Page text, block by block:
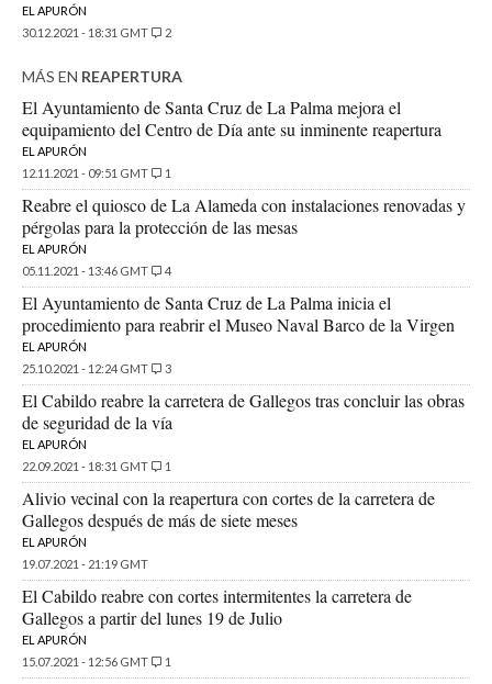
EL APURÓN
30.12.2021 - 18:31 GMT
2
MÁS EN REAPERTURA
El Ayuntamiento de Santa Cruz de La Palma mejora el
equipamiento del Centro de Día ante su inminente reapertura
EL APURÓN
12.11.2021 - 09:51 GMT
1
Reabre el quiosco de La Alameda con instalaciones renovadas y
pérgolas para la protección de las mesas
EL APURÓN
05.11.2021 - 13:46 GMT
4
El Ayuntamiento de Santa Cruz de La Palma inicia el
procedimiento para reabrir el Museo Naval Barco de la Virgen
EL APURÓN
25.10.2021 - 12:24 GMT
3
El Cabildo reabre la carretera de Gallegos tras concluir las obras
de seguridad de la vía
EL APURÓN
22.09.2021 - 18:31 GMT
1
Alivio vecinal con la reapertura con cortes de la carretera de
Gallegos después de más de siete meses
EL APURÓN
19.07.2021 - 21:19 GMT
El Cabildo reabre con cortes intermitentes la carretera de
Gallegos a partir del lunes 19 de Julio
EL APURÓN
15.07.2021 - 12:56 GMT
1